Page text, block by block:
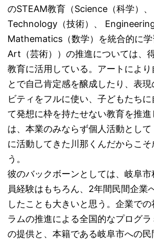
のSTEAM教育（Science（科学）、
Technology（技術）、 Engineering
Mathematics（数学）を統合的に学
Art（芸術））の推進については、
教育に活用している。アートにより
とで自己肯定感を醸成したり、表
ビティをフルに使い、子どもたち
て発想に枠を持たせない教育を推
は、本業のみならず個人活動とし
に活動してきた川那くんだからこ
う。
彼のバックボーンとしては、岐阜
員経験はもちろん、2年間民間企業
したことも大きいと思う。企業で
ラムの推進による全国的なプログ
の提供と、本籍である岐阜市への民